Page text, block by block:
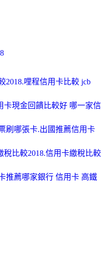
2018.哩程信用卡比較 jcb
卡現金回饋比較好 哪一家信
刷哪張卡.出國推薦信用卡
比較2018.信用卡繳稅比較
推薦哪家銀行 信用卡 高鐵